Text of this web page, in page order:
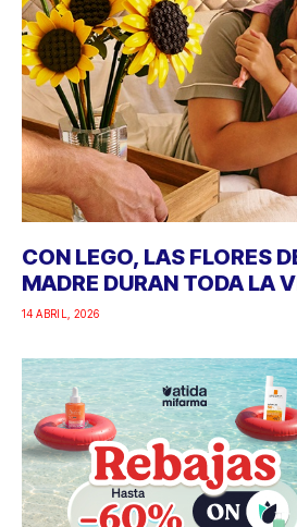
CON LEGO, LAS FLORES
MADRE DURAN TODA LA
14 ABRIL, 2026